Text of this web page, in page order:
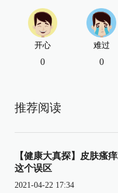
开心
0
难过
0
推荐阅读
【健康大真探】皮肤瘙
这个误区
2021-04-22 17:34